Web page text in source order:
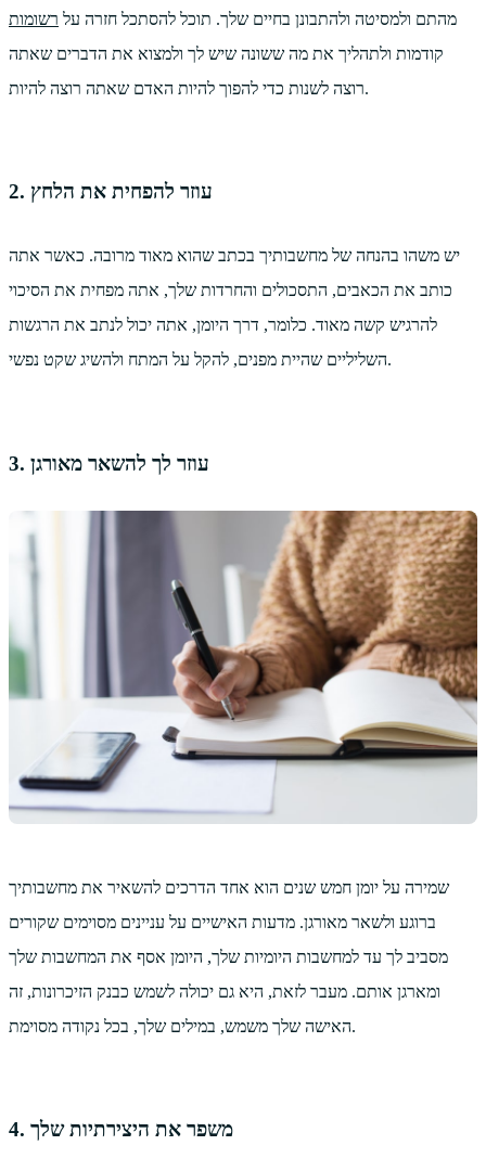
מהתם ולמסיטה ולהתבונן בחיים שלך. תוכל להסתכל חזרה על רשומות
קודמות ולתהליך את מה ששונה שיש לך ולמצוא את הדברים שאתה
רוצה לשנות כדי להפוך להיות האדם שאתה רוצה להיות.
2. עוזר להפחית את הלחץ
יש משהו בהנחה של מחשבותיך בכתב שהוא מאוד מרובה. כאשר אתה
כותב את הכאבים, התסכולים והחרדות שלך, אתה מפחית את הסיכוי
להרגיש קשה מאוד. כלומר, דרך היומן, אתה יכול לנתב את הרגשות
השליליים שהיית מפנים, להקל על המתח ולהשיג שקט נפשי.
3. עוזר לך להשאר מאורגן
שמירה על יומן חמש שנים הוא אחד הדרכים להשאיר את מחשבותיך
ברוגע ולשאר מאורגן. מדעות האישיים על עניינים מסוימים שקורים
מסביב לך עד למחשבות היומיות שלך, היומן אסף את המחשבות שלך
ומארגן אותם. מעבר לזאת, היא גם יכולה לשמש כבנק הזיכרונות, זה
האישה שלך משמש, במילים שלך, בכל נקודה מסוימת.
4. משפר את היצירתיות שלך